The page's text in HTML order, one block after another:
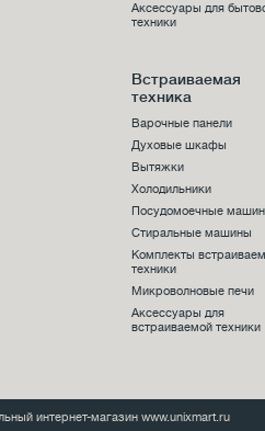
Аксессуары для
техники
Встраиваемая
техника
Варочные панели
Духовые шкафы
Вытяжки
Холодильники
Посудомоечные
Стиральные машины
Комплекты
техники
Микроволновые печи
Аксессуары для
встраиваемой техники
интернет-магазин www.unixmart.ru